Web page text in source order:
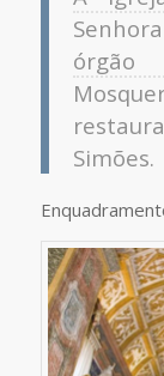
órgão
Simões.